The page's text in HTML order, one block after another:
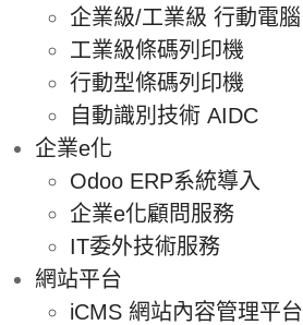
企業級/工業級 行動電腦
工業級條碼列印機
行動型條碼列印機
自動識別技術 AIDC
企業e化
Odoo ERP系統導入
企業e化顧問服務
IT委外技術服務
網站平台
iCMS 網站內容管理平台